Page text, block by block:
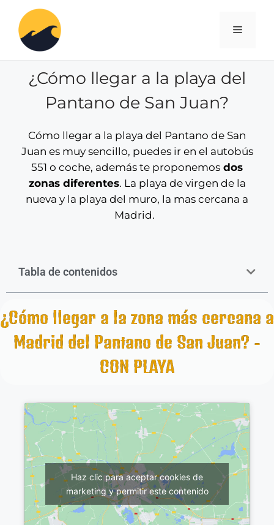
¿Cómo llegar a la playa del
Pantano de San Juan?
Cómo llegar a la playa del Pantano de San
Juan es muy sencillo, puedes ir en el autobús
551 o coche, además te proponemos dos
zonas diferentes. La playa de virgen de la
nueva y la playa del muro, la mas cercana a
Madrid.
Tabla de contenidos
¿Cómo llegar a la zona más cercana a
Madrid del Pantano de San Juan? -
CON PLAYA
Haz clic para aceptar cookies de
marketing y permitir este contenido